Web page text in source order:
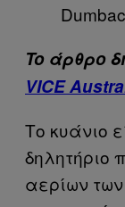
To άρθρο
VICE
Το κυάνιο
δηλητήριο
αερίων